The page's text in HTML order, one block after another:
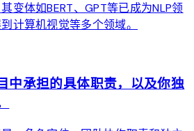
变体如BERT、GPT等已成为NLP领
计算机视觉等多个领域。
中承担的具体职责，以及你独